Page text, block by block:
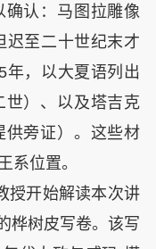
确认：马图拉雕像
迟至二十世纪末才
年，以大夏语列出
世）、以及塔吉克
供旁证）。这些材
系位置。
授开始解读本次讲
桦树皮写卷。该写